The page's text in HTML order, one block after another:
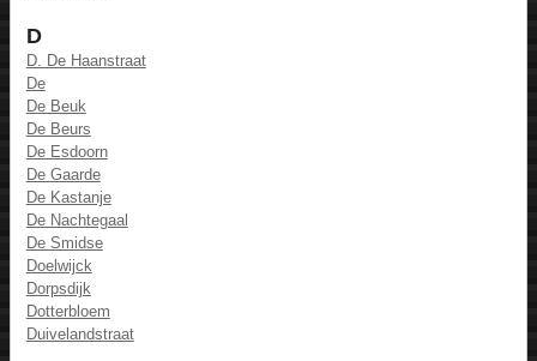
D
D. De Haanstraat
De
De Beuk
De Beurs
De Esdoorn
De Gaarde
De Kastanje
De Nachtegaal
De Smidse
Doelwijck
Dorpsdijk
Dotterbloem
Duivelandstraat